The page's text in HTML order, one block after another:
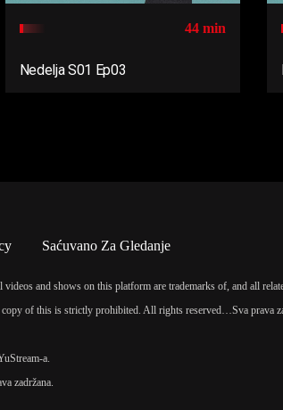
44 min
Nedelja S01 Ep03
Saćuvano Za Gledanje
and shows on this platform are trademarks of, and all
copy of this is strictly prohibited. All rights reserved…Sva prava
a.
zadržana.